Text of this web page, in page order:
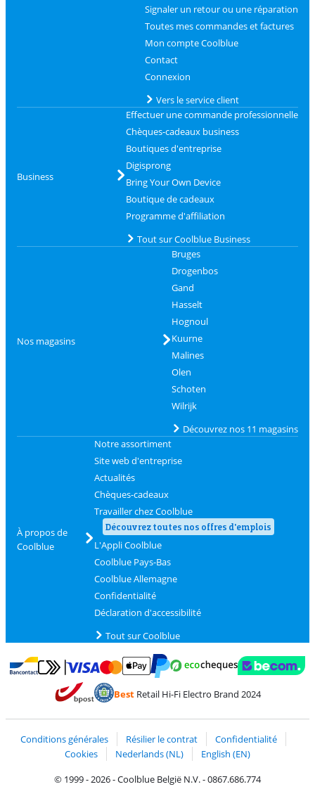
Signaler un retour ou une réparation
Toutes mes commandes et factures
Mon compte Coolblue
Contact
Connexion
Vers le service client
Business
Effectuer une commande professionnelle
Chèques-cadeaux business
Boutiques d'entreprise
Digisprong
Bring Your Own Device
Boutique de cadeaux
Programme d'affiliation
Tout sur Coolblue Business
Nos magasins
Bruges
Drogenbos
Gand
Hasselt
Hognoul
Kuurne
Malines
Olen
Schoten
Wilrijk
Découvrez nos 11 magasins
À propos de
Coolblue
Notre assortiment
Site web d'entreprise
Actualités
Chèques-cadeaux
Travailler chez Coolblue
Découvrez toutes nos offres d'emplois
L'Appli Coolblue
Coolblue Pays-Bas
Coolblue Allemagne
Confidentialité
Déclaration d'accessibilité
Tout sur Coolblue
Payer avec Bancontact
Payer avec MasterCard et Visa via ClickToPay
Payer avec PayPal
BestRetail Hi-Fi Electro Brand 2024
Conditions générales Résilier le contrat
Confidentialité
Cookies
Nederlands (NL)
English (EN)
© 1999 - 2026 - Coolblue België N.V. - 0867.686.774